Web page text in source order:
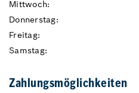
Mittwoch:
Donnerstag:
Freitag:
Samstag:
Zahlungsmöglichkeiten